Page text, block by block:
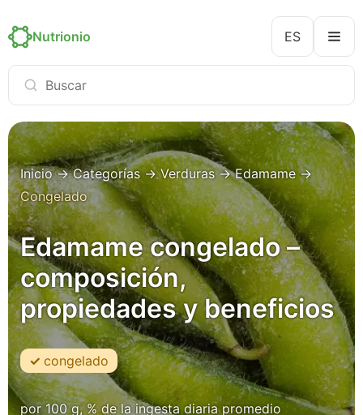
Nutrionio ES
Inicio→Categorías→Verduras→Edamame→
Congelado
Edamame congelado –
composición,
propiedades y beneficios
congelado
por 100 g, % de la ingesta diaria promedio